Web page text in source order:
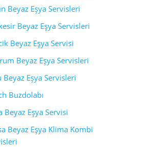
Beyaz Eşya Servisleri
Beyaz Eşya Servisleri
Beyaz Eşya Servisi
Beyaz Eşya Servisleri
Beyaz Eşya Servisleri
Buzdolabı
Beyaz Eşya Servisi
Beyaz Eşya Klima Kombi